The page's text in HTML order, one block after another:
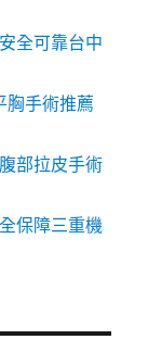
全可靠台中
胸手術推薦
部拉皮手術
保障三重機